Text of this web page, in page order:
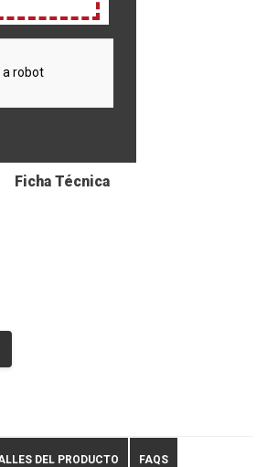
Ficha Técnica
DEL PRODUCTO FAQS